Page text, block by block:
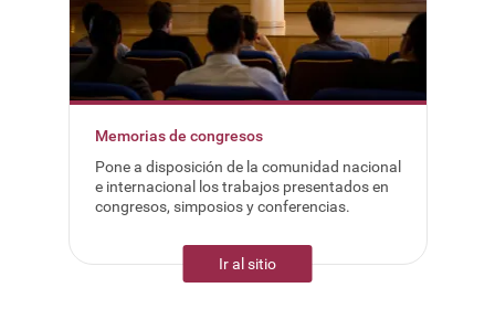
Memorias de congresos
Pone a disposición de la comunidad nacional
e internacional los trabajos presentados en
congresos, simposios y conferencias.
Ir al sitio